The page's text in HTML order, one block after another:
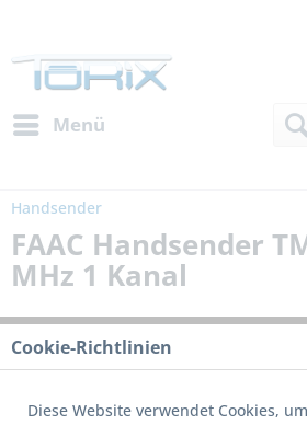
Menü
Handsender
FAAC Handsender
MHz 1 Kanal
Cookie-Richtlinien
Diese Website verwendet Cookies,